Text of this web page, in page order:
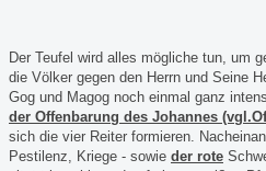
Der Teufel wird alles mögliche tun, um
die Völker gegen den Herrn und Seine
Gog und Magog noch einmal ganz
der Offenbarung des Johannes
sich die vier Reiter formieren.
Pestilenz, Kriege - sowie der rote